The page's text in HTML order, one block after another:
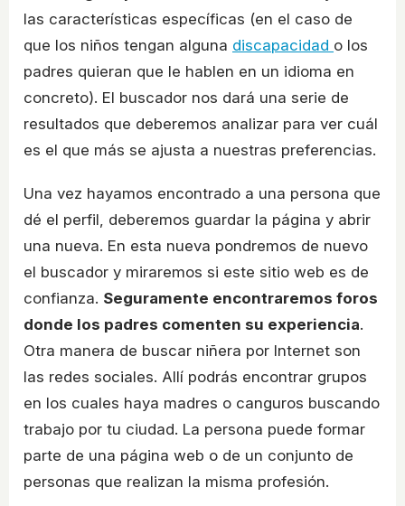
las características específicas (en el caso de
que los niños tengan alguna discapacidad o los
padres quieran que le hablen en un idioma en
concreto). El buscador nos dará una serie de
resultados que deberemos analizar para ver cuál
es el que más se ajusta a nuestras preferencias.
Una vez hayamos encontrado a una persona que
dé el perfil, deberemos guardar la página y abrir
una nueva. En esta nueva pondremos de nuevo
el buscador y miraremos si este sitio web es de
confianza. Seguramente encontraremos foros
donde los padres comenten su experiencia.
Otra manera de buscar niñera por Internet son
las redes sociales. Allí podrás encontrar grupos
en los cuales haya madres o canguros buscando
trabajo por tu ciudad. La persona puede formar
parte de una página web o de un conjunto de
personas que realizan la misma profesión.